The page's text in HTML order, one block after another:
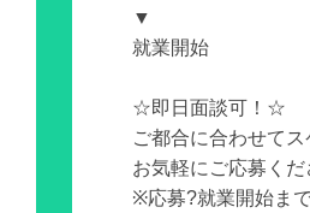
▼
就業開始
☆即日面談可！☆
ご都合に合わせて
お気軽にご応募くだ
※応募?就業開始ま